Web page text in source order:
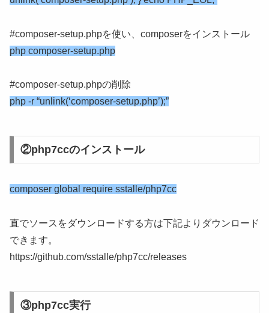
#composer-setup.phpを使い、composerをインストール
php composer-setup.php
#composer-setup.phpの削除
php -r “unlink(‘composer-setup.php’);”
②php7ccのインストール
composer global require sstalle/php7cc
直でソースをダウンロードする方は下記よりダウンロード
できます。
https://github.com/sstalle/php7cc/releases
③php7cc実行